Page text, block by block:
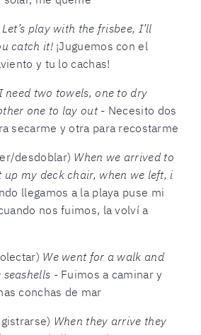
Let’s play with the frisbee, I’ll
catch it! ¡Juguemos con el
y tu lo cachas!
I need two towels, one to dry
one to lay out- Necesito dos
secarme y otra para recostarme
desdoblar) When we arrived to
up my deck chair, when we left, i
llegamos a la playa puse mi
nos fuimos, la volví a
We went for a walk and
- Fuimos a caminar y
conchas de mar
When they arrive they